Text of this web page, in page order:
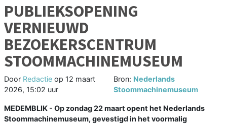
PUBLIEKSOPENING
VERNIEUWD
BEZOEKERSCENTRUM
STOOMMACHINEMUSEUM
Door Redactie op 12 maart
2026, 15:02 uur
Bron: Nederlands
Stoommachinemuseum
MEDEMBLIK - Op zondag 22 maart opent het Nederlands
Stoommachinemuseum, gevestigd in het voormalig